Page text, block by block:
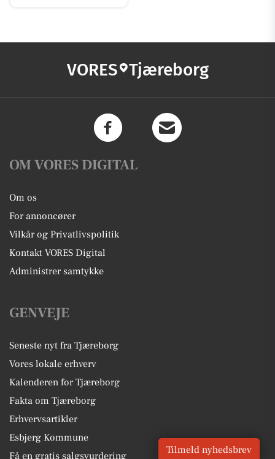
VORES Tjæreborg
OM VORES DIGITAL
Om os
For annoncører
Vilkår og Privatlivspolitik
Kontakt VORES Digital
Administrer samtykke
GENVEJE
Seneste nyt fra Tjæreborg
Vores lokale erhverv
Kalenderen for Tjæreborg
Fakta om Tjæreborg
Erhvervsartikler
Esbjerg Kommune
Få en gratis salgsvurdering
Tilmeld nyhedsbrev